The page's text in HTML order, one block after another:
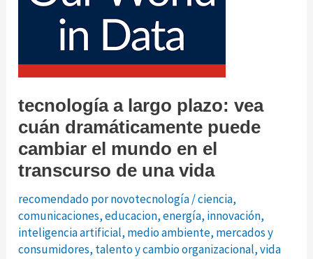
gpt-
gpt-
es
solo
una
conversación
de
familia
tecnología a largo plazo: vea
cuán dramáticamente puede
cambiar el mundo en el
transcurso de una vida
recomendado por novotecnología/ciencia,
comunicaciones,educacion,energía, innovación,
inteligencia artificial, medio ambiente, mercados y
consumidores, talento y cambio organizacional,vida